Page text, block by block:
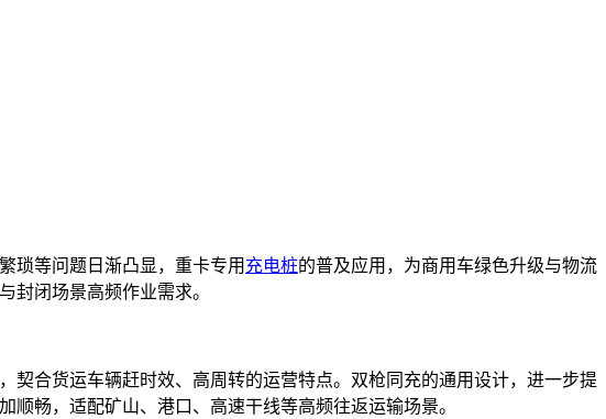
琐等问题日渐凸显，重卡专用 充电桩的普及应用，为商用车绿色升级与物流
封闭场景高频作业需求。
合货运车辆赶时效、高周转的运营特点。双枪同充的通用设计，进一步提
畅，适配矿山、港口、高速干线等高频往返运输场景。